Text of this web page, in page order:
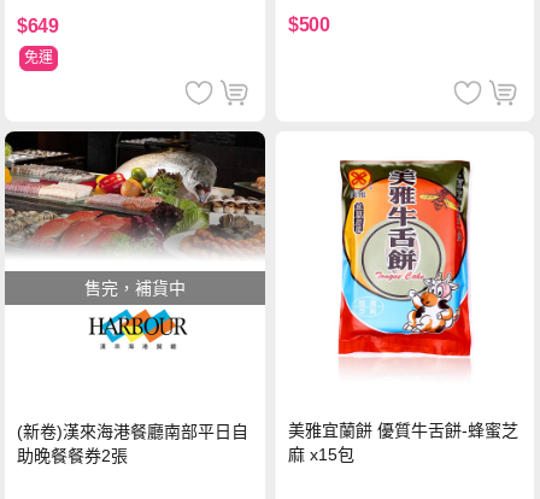
$649
免運
$500
售完，補貨中
(新卷)漢來海港餐廳南部平日自
助晚餐餐券2張
美雅宜蘭餅 優質牛舌餅-蜂蜜芝
麻 x15包